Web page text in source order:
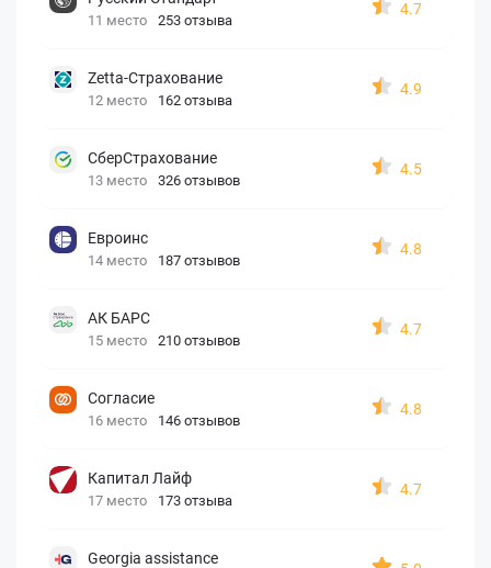
11 место 253 отзыва
4.7
Zetta-Страхование
12 место 162 отзыва
4.9
СберСтрахование
13 место 326 отзывов
4.5
Евроинс
14 место 187 отзывов
4.8
АК БАРС
15 место 210 отзывов
4.7
Согласие
16 место 146 отзывов
4.8
Капитал Лайф
17 место 173 отзыва
4.7
Georgia assistance